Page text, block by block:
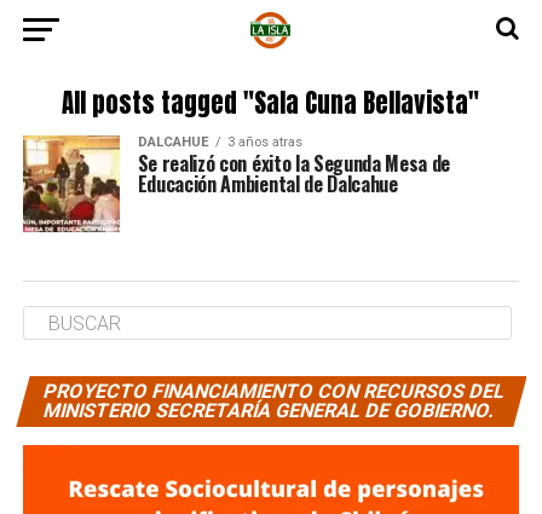
All posts tagged "Sala Cuna Bellavista"
DALCAHUE 3 años atras
Se realizó con éxito la Segunda Mesa de
Educación Ambiental de Dalcahue
PROYECTO FINANCIAMIENTO CON RECURSOS DEL
MINISTERIO SECRETARÍA GENERAL DE GOBIERNO.